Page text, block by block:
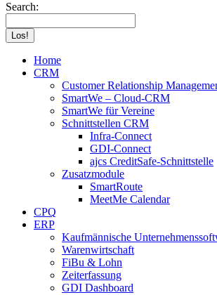
Search:
Home
CRM
Customer Relationship
SmartWe – Cloud-CRM
SmartWe für Vereine
Schnittstellen CRM
Infra-Connect
GDI-Connect
ajcs CreditSafe-Schnittstelle
Zusatzmodule
SmartRoute
MeetMe Calendar
CPQ
ERP
Kaufmännische
Warenwirtschaft
FiBu & Lohn
Zeiterfassung
GDI Dashboard